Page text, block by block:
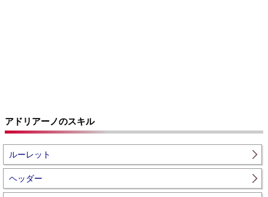
アドリアーノのスキル
ルーレット
ヘッダー